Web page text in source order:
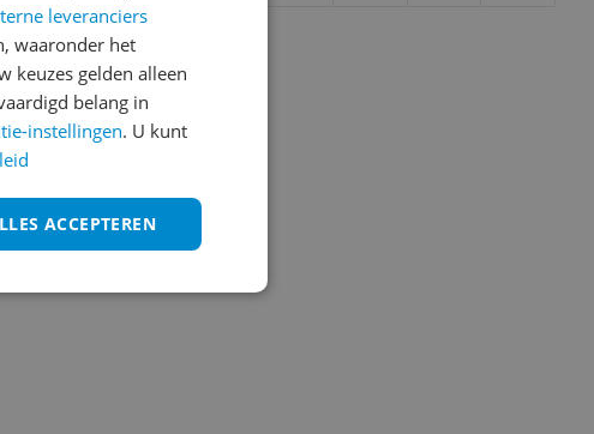
Vraag 1 van 4
leveranciers
waaronder het
keuzes gelden alleen
belang in
instellingen. U kunt
ACCEPTEREN